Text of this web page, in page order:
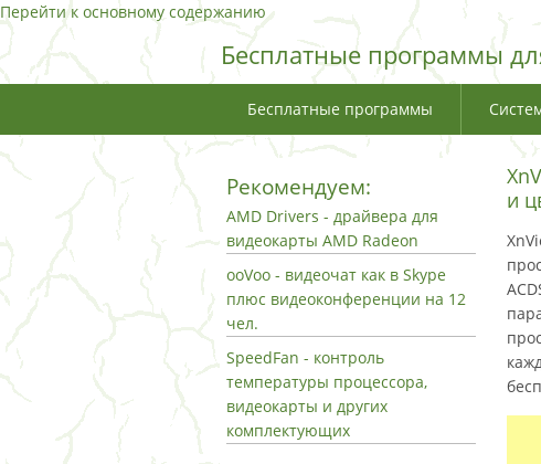
Перейти к основному содержанию
Бесплатные программы
Бесплатные программы
и
Рекомендуем:
AMD Drivers - драйвера для
видеокарты AMD Radeon
ooVoo - видеочат как в Skype
плюс видеоконференции на 12
чел.
SpeedFan - контроль
температуры процессора,
видеокарты и других
комплектующих